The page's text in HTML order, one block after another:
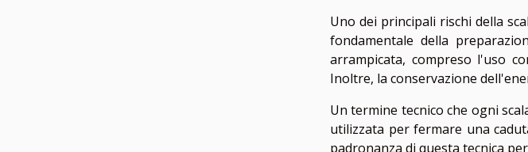
Uno dei principali rischi della
fondamentale della
arrampicata, compreso l'uso
Inoltre, la conservazione
Un termine tecnico che ogni
utilizzata per fermare una
padronanza di questa tecnica